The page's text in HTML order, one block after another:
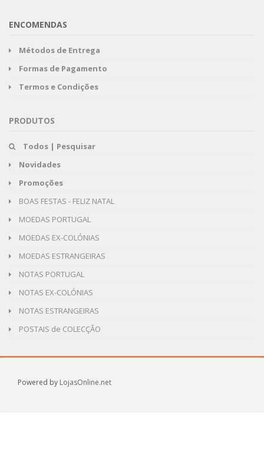
ENCOMENDAS
Métodos de Entrega
Formas de Pagamento
Termos e Condições
PRODUTOS
Todos | Pesquisar
Novidades
Promoções
BOAS FESTAS - FELIZ NATAL
MOEDAS PORTUGAL
MOEDAS EX-COLÓNIAS
MOEDAS ESTRANGEIRAS
NOTAS PORTUGAL
NOTAS EX-COLÓNIAS
NOTAS ESTRANGEIRAS
POSTAIS de COLECÇÃO
Powered by LojasOnline.net